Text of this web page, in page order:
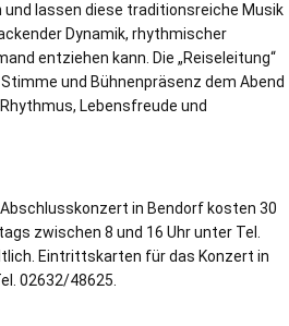
lassen diese traditionsreiche Musik
Dynamik, rhythmischer
entziehen kann. Die „Reiseleitung“
und Bühnenpräsenz dem Abend
Lebensfreude und
in Bendorf kosten 30
zwischen 8 und 16 Uhr unter Tel.
Eintrittskarten für das Konzert in
02632/48625.